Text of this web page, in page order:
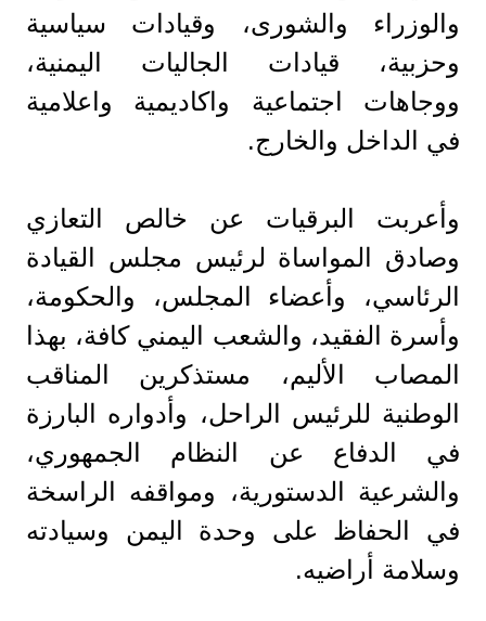
والوزراء والشورى، وقيادات سياسية
وحزبية، قيادات الجاليات اليمنية،
ووجاهات اجتماعية واكاديمية واعلامية
في الداخل والخارج.
وأعربت البرقيات عن خالص التعازي
وصادق المواساة لرئيس مجلس القيادة
الرئاسي، وأعضاء المجلس، والحكومة،
وأسرة الفقيد، والشعب اليمني كافة، بهذا
المصاب الأليم، مستذكرين المناقب
الوطنية للرئيس الراحل، وأدواره البارزة
في الدفاع عن النظام الجمهوري،
والشرعية الدستورية، ومواقفه الراسخة
في الحفاظ على وحدة اليمن وسيادته
وسلامة أراضيه.